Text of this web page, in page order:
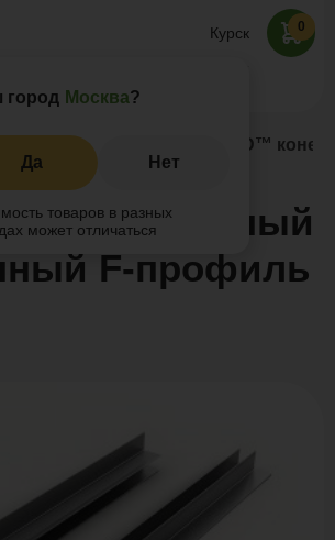
Курск
город Москва?
Да Нет
товаров в разных
может отличаться
Заказать звонок
0
Комплектующие POLYWOOD™
конечный
F-профиль